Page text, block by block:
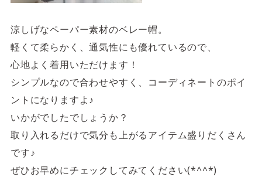
涼しげなペーパー素材のベレー帽。
軽くて柔らかく、通気性にも優れているので、
心地よく着用いただけます！
シンプルなので合わせやすく、コーディネートのポイ
ントになりますよ♪
いかがでしたでしょうか？
取り入れるだけで気分も上がるアイテム盛りだくさん
です♪
ぜひお早めにチェックしてみてください(*^^*)